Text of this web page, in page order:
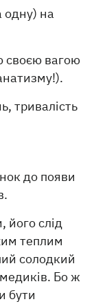
одну) на
своєю вагою
тривалість
до появи
його слід
теплим
солодкий
Бо ж
бути